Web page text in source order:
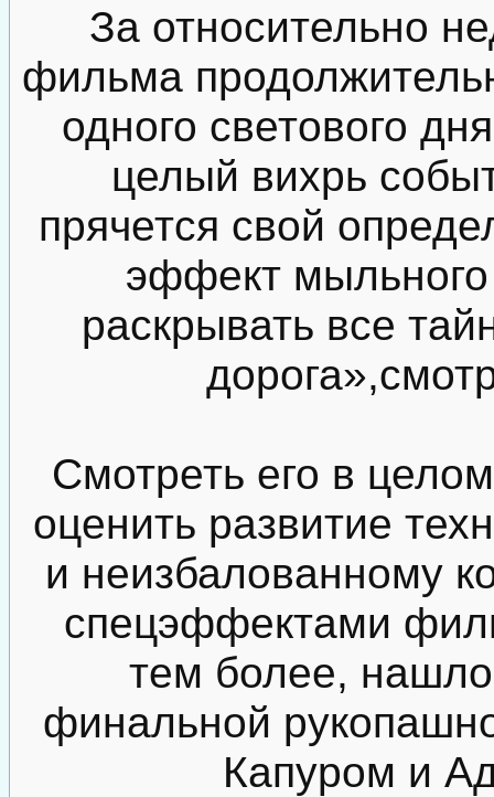
За относительно
фильма
одного светового
целый вихрь
прячется свой
эффект
раскрывать все
Смотреть его в
оценить развитие
и неизбалованному
спецэффектами
тем более,
финальной
Капуром и